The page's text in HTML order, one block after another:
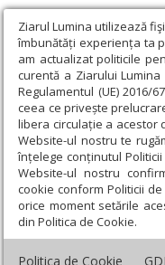
Ziarul Lumina utilizează
îmbunătăți experiența ta
am actualizat politicile
curentă a Ziarului
Regulamentul (UE) 2016/
ceea ce privește
libera circulație a acestor
Website-ul nostru te
înțelege conținutul
Website-ul nostru
cookie conform Politicii
orice moment setările
din Politica de Cookie.
Politica de Cookie
Ziarul Lumina › Societate
concursului „De prin sate
Rezultatele și
prin sate